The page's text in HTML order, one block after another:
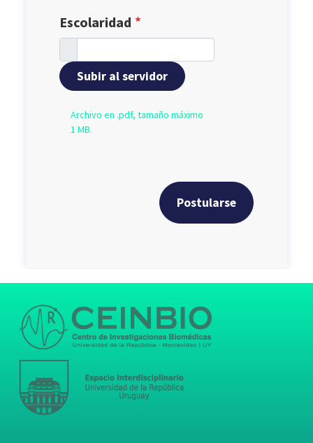
Escolaridad
Subir al servidor
Archivo en .pdf, tamaño máximo
1 MB.
Postularse